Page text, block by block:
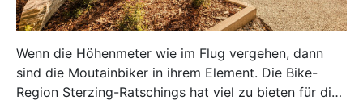
Wenn die Höhenmeter wie im Flug vergehen, dann
sind die Moutainbiker in ihrem Element. Die Bike-
Region Sterzing-Ratschings hat viel zu bieten für die